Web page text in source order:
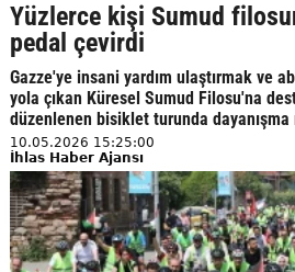
Yüzlerce kişi Sumud
pedal çevirdi
Gazze'ye insani yardım ulaştırmak ve
yola çıkan Küresel Sumud Filosu'na
düzenlenen bisiklet turunda dayanışma
10.05.2026 15:25:00
İhlas Haber Ajansı